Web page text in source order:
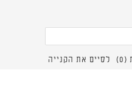
לסיים את הקנייה (
0
)